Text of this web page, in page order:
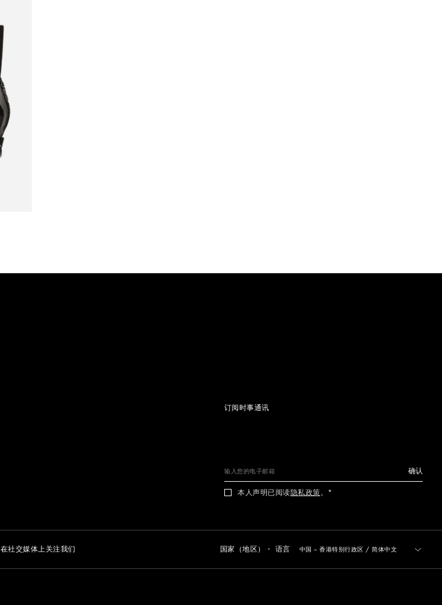
订阅时事通讯
确认
本人声明已阅读 隐私政策 。
在社交媒体上关注我们 国家（地区）・ 语言 中国 – 香港特别行政区 / 简体中文